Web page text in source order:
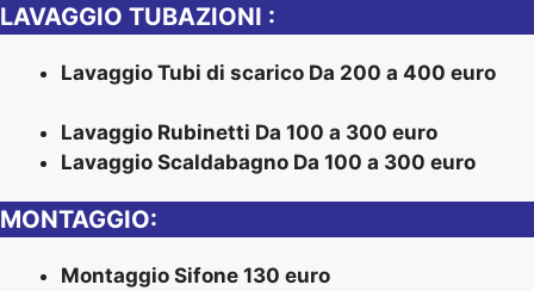
LAVAGGIO TUBAZIONI :
Lavaggio Tubi di scarico Da 200 a 400 euro
Lavaggio Rubinetti Da 100 a 300 euro
Lavaggio Scaldabagno Da 100 a 300 euro
MONTAGGIO:
Montaggio Sifone 130 euro